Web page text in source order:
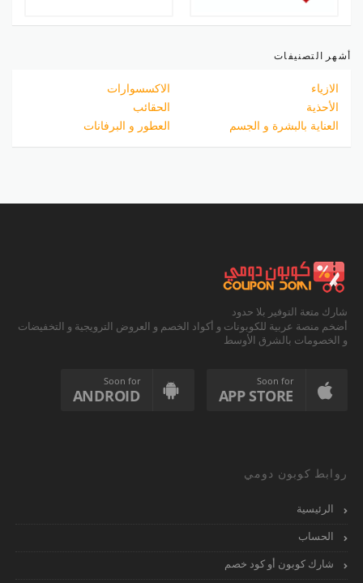
أشهر التصنيفات
الازياء
الاكسسوارات
الأحذية
الحقائب
العناية بالبشرة و الجسم
العطور و البرفانات
شارك متعة التوفير بلا حدود
أضخم منصة عربية للكوبونات و أكواد الخصم و العروض الترويجية و التخفيضات
و الخصومات بالشرق الأوسط
Soon for
APP STORE
Soon for
ANDROID
روابط كوبون دومي
الرئيسية
الحساب
شارك كوبون أو كود خصم